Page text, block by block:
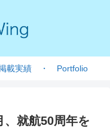
載実績 ・ Portfolio
、就航50周年を